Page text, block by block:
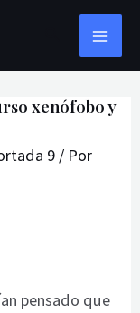
xenófobo y
9/ Por
pensado que